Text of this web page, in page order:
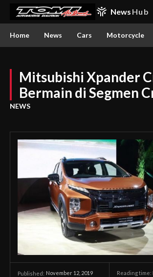
News Hub
Home News Cars Motorcycle
Mitsubishi Xpander
Bermain di Segmen
NEWS
Published: November 12, 2019 Reading time: